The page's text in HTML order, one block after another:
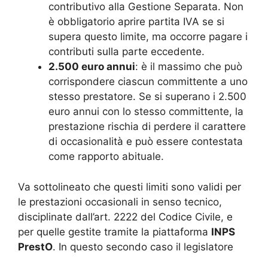
contributivo alla Gestione Separata. Non
è obbligatorio aprire partita IVA se si
supera questo limite, ma occorre pagare i
contributi sulla parte eccedente.
2.500 euro annui: è il massimo che può
corrispondere ciascun committente a uno
stesso prestatore. Se si superano i 2.500
euro annui con lo stesso committente, la
prestazione rischia di perdere il carattere
di occasionalità e può essere contestata
come rapporto abituale.
Va sottolineato che questi limiti sono validi per
le prestazioni occasionali in senso tecnico,
disciplinate dall’art. 2222 del Codice Civile, e
per quelle gestite tramite la piattaforma INPS
PrestO. In questo secondo caso il legislatore